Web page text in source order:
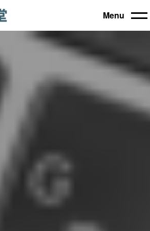
トップ
買取機器一覧▼
工作機械
買取実績
コラム
電話でのご相談もお気軽に
日曜・祝日定休
Menu